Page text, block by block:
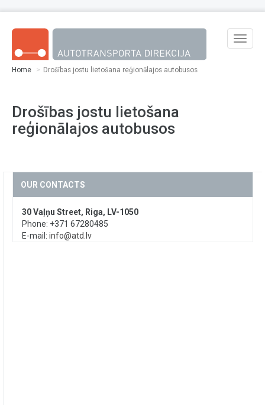
Toggle
Home Drošības jostu lietošana reģionālajos autobusos
Drošības jostu lietošana
reģionālajos autobusos
OUR CONTACTS
30 Vaļņu Street, Riga, LV-1050
Phone: +371 67280485
E-mail: info@atd.lv